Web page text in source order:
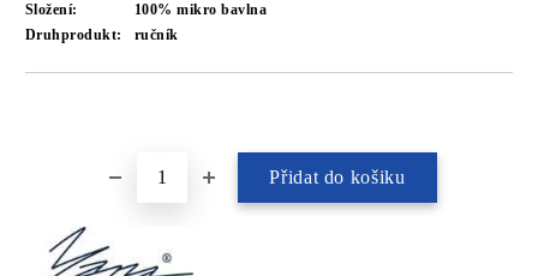
Složení:
100% mikro bavlna
Druhprodukt:
ručník